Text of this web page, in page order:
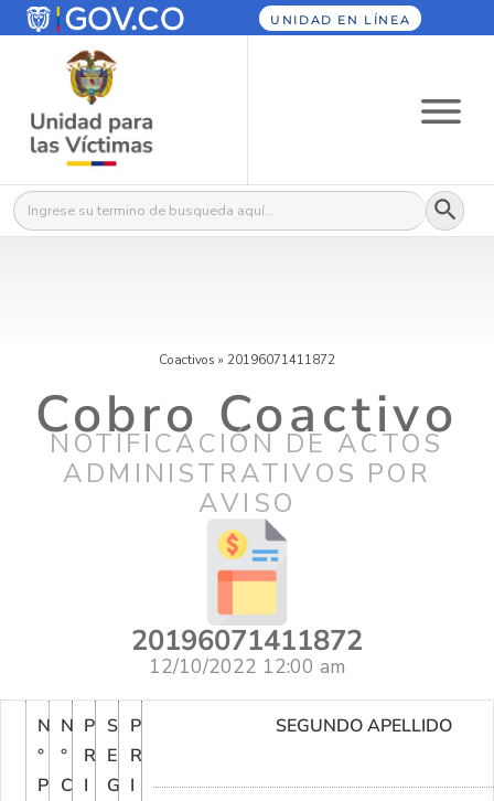
UNIDAD EN LÍNEA
Buscar: Botón
Coactivos » 20196071411872
Cobro Coactivo
NOTIFICACIÓN DE ACTOS
ADMINISTRATIVOS POR
AVISO
20196071411872
12/10/2022 12:00 am
N
°
P
N
°
C
P
R
I
S
E
G
P
R
I
SEGUNDO APELLIDO